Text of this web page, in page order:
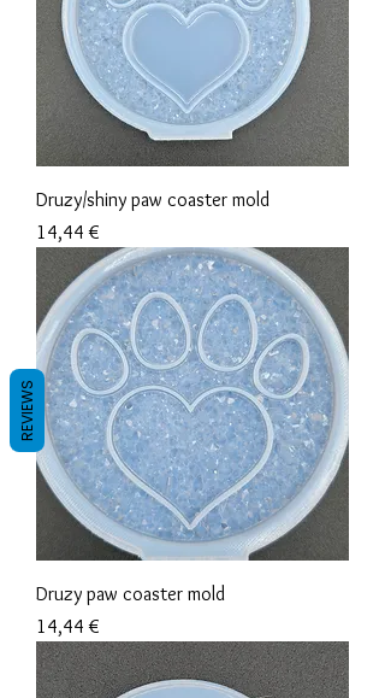
Druzy/shiny paw coaster mold
Prix
14,44 €
Druzy paw coaster mold
Prix
14,44 €
REVIEWS